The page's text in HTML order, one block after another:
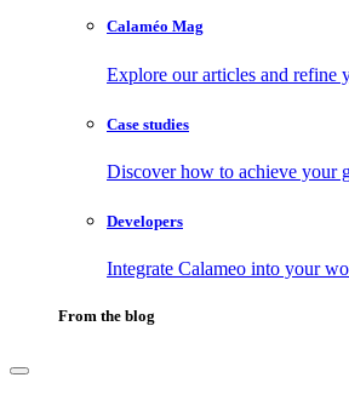
Calaméo Mag
Explore our articles and refine
Case studies
Discover how to achieve your
Developers
Integrate Calameo into your
From the blog